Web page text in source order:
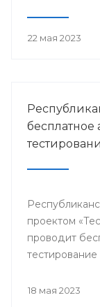
22 мая 2023
бесплатное
проектом
проводит
18 мая 2023